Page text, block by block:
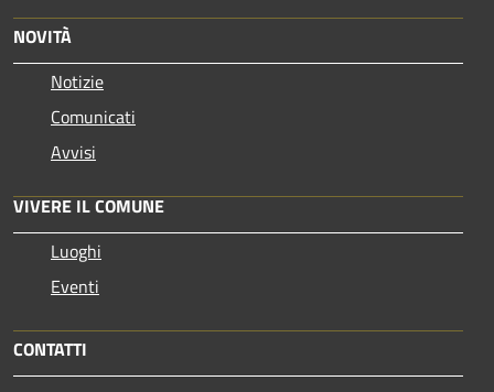
NOVITÀ
Notizie
Comunicati
Avvisi
VIVERE IL COMUNE
Luoghi
Eventi
CONTATTI